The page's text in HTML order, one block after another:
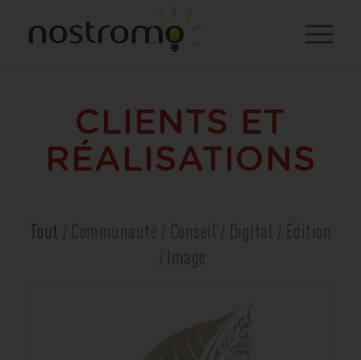
CLIENTS ET
RÉALISATIONS
Tout / Communauté / Conseil / Digital / Édition
/ Image